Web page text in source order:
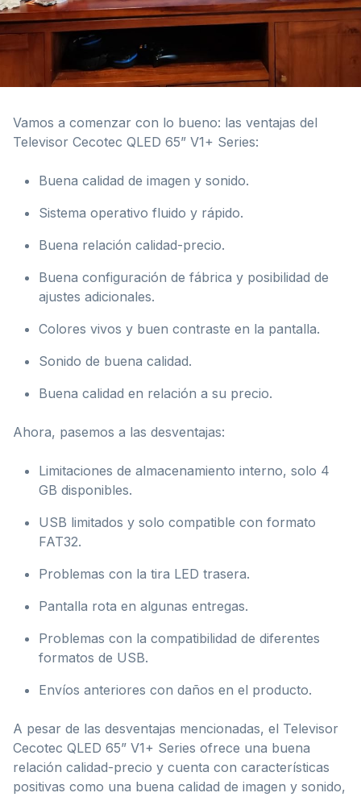
Vamos a comenzar con lo bueno: las ventajas del
Televisor Cecotec QLED 65” V1+ Series:
Buena calidad de imagen y sonido.
Sistema operativo fluido y rápido.
Buena relación calidad-precio.
Buena configuración de fábrica y posibilidad de
ajustes adicionales.
Colores vivos y buen contraste en la pantalla.
Sonido de buena calidad.
Buena calidad en relación a su precio.
Ahora, pasemos a las desventajas:
Limitaciones de almacenamiento interno, solo 4
GB disponibles.
USB limitados y solo compatible con formato
FAT32.
Problemas con la tira LED trasera.
Pantalla rota en algunas entregas.
Problemas con la compatibilidad de diferentes
formatos de USB.
Envíos anteriores con daños en el producto.
A pesar de las desventajas mencionadas, el Televisor
Cecotec QLED 65” V1+ Series ofrece una buena
relación calidad-precio y cuenta con características
positivas como una buena calidad de imagen y sonido,